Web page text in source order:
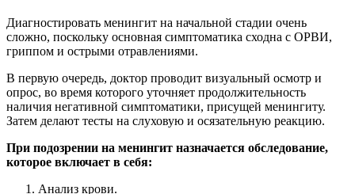
Диагностировать менингит на начальной стадии очень
сложно, поскольку основная симптоматика сходна с ОРВИ,
гриппом и острыми отравлениями.
В первую очередь, доктор проводит визуальный осмотр и
опрос, во время которого уточняет продолжительность
наличия негативной симптоматики, присущей менингиту.
Затем делают тесты на слуховую и осязательную реакцию.
При подозрении на менингит назначается обследование,
которое включает в себя:
Анализ крови.